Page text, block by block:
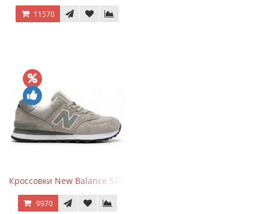
11570
Кроссовки New Balance 574 Silver Summer Fog
9970